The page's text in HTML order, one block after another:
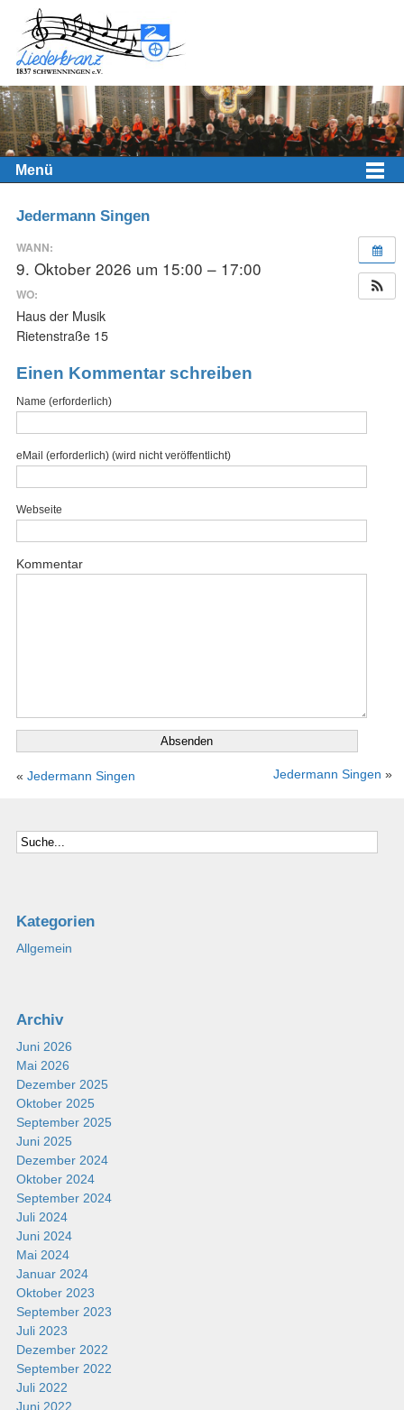
Menü
Jedermann Singen
WANN:
9. Oktober 2026 um 15:00 – 17:00
WO:
Haus der Musik
Rietenstraße 15
Einen Kommentar schreiben
Name (erforderlich)
eMail (erforderlich) (wird nicht veröffentlicht)
Webseite
Kommentar
« Jedermann Singen Jedermann Singen »
Kategorien
Allgemein
Archiv
Juni 2026
Mai 2026
Dezember 2025
Oktober 2025
September 2025
Juni 2025
Dezember 2024
Oktober 2024
September 2024
Juli 2024
Juni 2024
Mai 2024
Januar 2024
Oktober 2023
September 2023
Juli 2023
Dezember 2022
September 2022
Juli 2022
Juni 2022